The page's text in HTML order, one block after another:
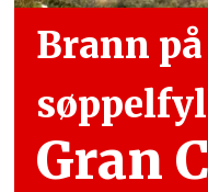
Brann på
Gran